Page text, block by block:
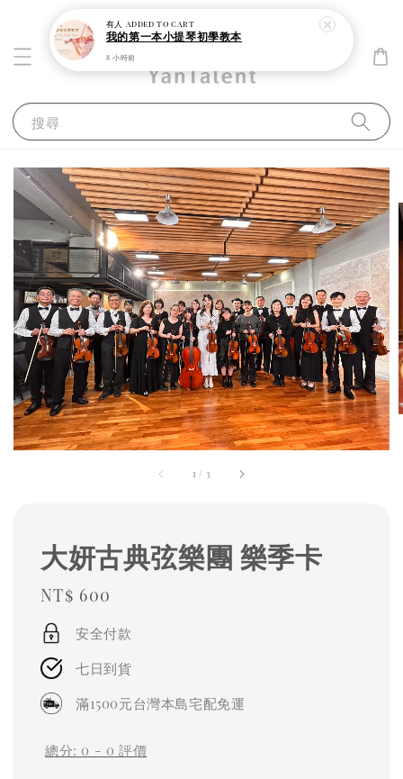
搜尋
1 / 3
大妍古典弦樂團 樂季卡
Regular
price
NT$ 600
安全付款
七日到貨
滿1500元台灣本島宅配免運
總分: 0 - 0 評價
8 小時前